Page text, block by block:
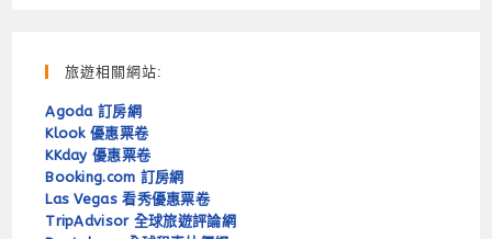
旅遊相關網站:
Agoda 訂房網
Klook 優惠票卷
KKday 優惠票卷
Booking.com 訂房網
Las Vegas 看秀優惠票卷
TripAdvisor 全球旅遊評論網